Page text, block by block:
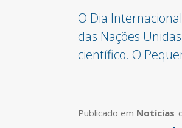
O Dia
das Nações
científico. O
Publicado em Notícias